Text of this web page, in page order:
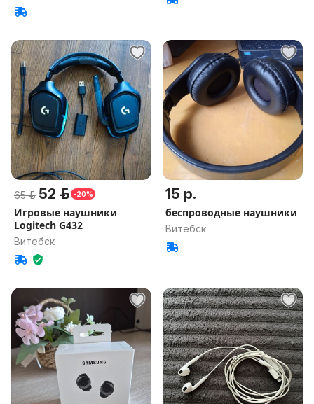
65 р. 52 р. -20%
Игровые наушники
Logitech G432
Витебск
15 р.
беспроводные наушники
Витебск